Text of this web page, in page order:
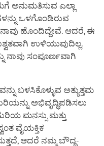
ಅನುಮತಿಸುವ ಎಲ್ಲಾ
ಒಳಗೊಂಡಿರುವ
ಹೊಂದಿದ್ದೇವೆ. ಆದರೆ, ಈ
ಉಳಿಯುವುದಿಲ್ಲ.
ನಾವು ಸಂಪೂರ್ಣವಾಗಿ
ಬಳಸಿಕೊಳ್ಳುವ ಅತ್ಯುತ್ತಮ
ಅಭಿವೃದ್ಧಿಪಡಿಸಲು
ಮನಸ್ಸು ಮತ್ತು
ವೈಯಕ್ತಿಕ
ಆದರೆ ನಮ್ಮ ಬೌದ್ಧ-